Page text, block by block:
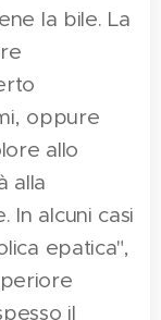
la bile. La
oppure
allo
alla
In alcuni casi
epatica",
il